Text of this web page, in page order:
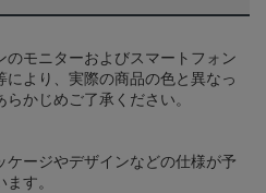
モニターおよびスマートフォン
より、実際の商品の色と異なっ
かじめご了承ください。
ージやデザインなどの仕様が予
す。